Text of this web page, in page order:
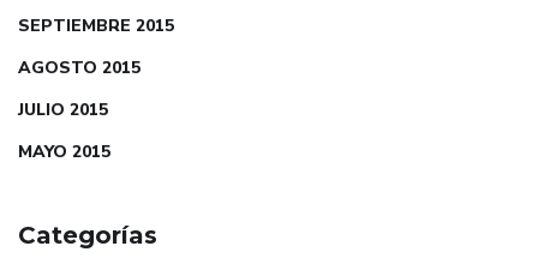
SEPTIEMBRE 2015
AGOSTO 2015
JULIO 2015
MAYO 2015
Categorías